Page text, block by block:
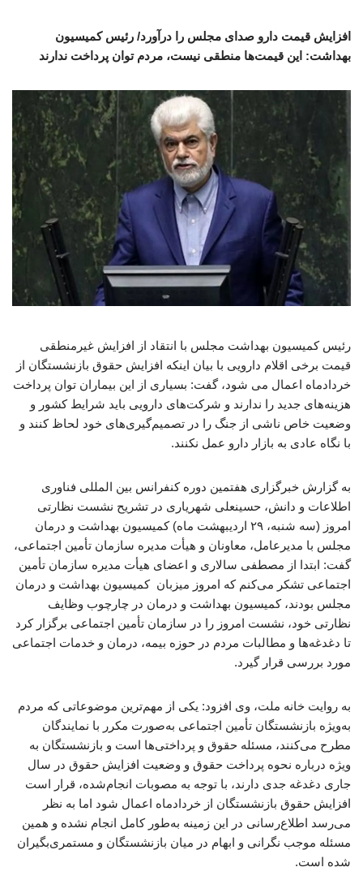
افزایش قیمت دارو صدای مجلس را درآورد/ رئیس کمیسیون
بهداشت: این قیمت‌ها منطقی نیست، مردم توان پرداخت ندارند
رئیس کمیسیون بهداشت مجلس با انتقاد از افزایش غیرمنطقی
قیمت برخی اقلام دارویی با بیان اینکه افزایش حقوق بازنشستگان از
خردادماه اعمال می شود، گفت: بسیاری از این بیماران توان پرداخت
هزینه‌های جدید را ندارند و شرکت‌های دارویی باید شرایط کشور و
وضعیت خاص ناشی از جنگ را در تصمیم‌گیری‌های خود لحاظ کنند و
با نگاه عادی به بازار دارو عمل نکنند.
به گزارش خبرگزاری هفتمین دوره کنفرانس بین المللی فناوری
اطلاعات و دانش، حسینعلی شهریاری در تشریح نشست نظارتی
امروز (سه شنبه، ۲۹ اردیبهشت ماه) کمیسیون بهداشت و درمان
مجلس با مدیرعامل، معاونان و هیأت مدیره سازمان تأمین اجتماعی،
گفت: ابتدا از مصطفی سالاری و اعضای هیأت مدیره سازمان تأمین
اجتماعی تشکر می‌کنم که امروز میزبان کمیسیون بهداشت و درمان
مجلس بودند، کمیسیون بهداشت و درمان در چارچوب وظایف
نظارتی خود، نشست امروز را در سازمان تأمین اجتماعی برگزار کرد
تا دغدغه‌ها و مطالبات مردم در حوزه بیمه، درمان و خدمات اجتماعی
مورد بررسی قرار گیرد.
به روایت خانه ملت، وی افزود: یکی از مهم‌ترین موضوعاتی که مردم
به‌ویژه بازنشستگان تأمین اجتماعی به‌صورت مکرر با نمایندگان
مطرح می‌کنند، مسئله حقوق و پرداختی‌ها است و بازنشستگان به‌
ویژه درباره نحوه پرداخت حقوق و وضعیت افزایش حقوق در سال
جاری دغدغه جدی دارند، با توجه به مصوبات انجام‌شده، قرار است
افزایش حقوق بازنشستگان از خردادماه اعمال شود اما به نظر
می‌رسد اطلاع‌رسانی در این زمینه به‌طور کامل انجام نشده و همین
مسئله موجب نگرانی و ابهام در میان بازنشستگان و مستمری‌بگیران
شده است.